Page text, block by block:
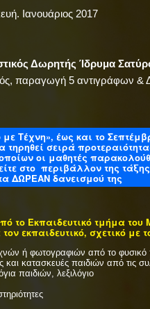
Ιανουάριος 2017
Δωρητής Ίδρυμα
παραγωγή 5 αντιγράφων
Τέχνη», έως και το
σειρά
οι μαθητές
στο περιβάλλον της
ΔΩΡΕΑΝ δανεισμού της
το Εκπαιδευτικό τμήμα του
εκπαιδευτικό, σχετικό με
ή φωτογραφιών από το φυσικό
κατασκευές παιδιών από τις
παιδιών, λεξιλόγιο